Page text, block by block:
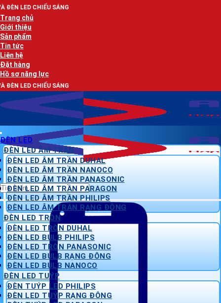
Bỏ
qua
nội
dung
Trang chủ
Giới thiệu
Sản phẩm
Tin tức
Liên hệ
Đặt hàng
Hồ sơ năng lực
Tìm
kiếm:
ĐÈN LED
ĐÈN LED ÂM TRẦN
ĐÈN LED ÂM TRẦN DUHAL
ĐÈN LED ÂM TRẦN NANOCO
ĐÈN LED ÂM TRẦN PANASONIC
ĐÈN LED ÂM TRẦN PARAGON
ĐÈN LED ÂM TRẦN PHILIPS
ĐÈN LED ÂM TRẦN RẠNG ĐÔNG
ĐÈN LED TRÒN
ĐÈN LED TRÒN DUHAL
ĐÈN LED BULB PHILIPS
ĐÈN LED TRÒN PANASONIC
ĐÈN LED BULB RẠNG ĐÔNG
ĐÈN LED BULB NANOCO
ĐÈN LED TUÝP
ĐÈN TUÝP LED PHILIPS
ĐÈN LED TUÝP RẠNG ĐÔNG